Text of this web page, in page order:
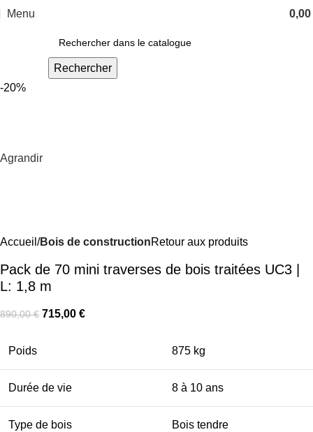
Menu 0,00
Rechercher
-20%
Agrandir
Accueil Bois de constructionRetour aux produits
Pack de 70 mini traverses de bois traitées UC3 |
L: 1,8 m
890,00€ 715,00 €
Poids 875 kg
Durée de vie 8 à 10 ans
Type de bois Bois tendre